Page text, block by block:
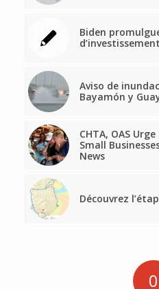
Biden
Aviso de
Bayamón y
CHTA, OAS
Small
News
Découvrez
0